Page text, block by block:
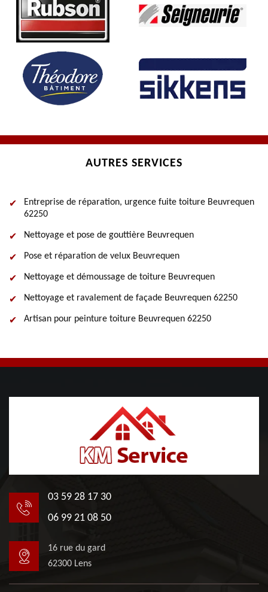
AUTRES SERVICES
Entreprise de réparation, urgence fuite toiture Beuvrequen
62250
Nettoyage et pose de gouttière Beuvrequen
Pose et réparation de velux Beuvrequen
Nettoyage et démoussage de toiture Beuvrequen
Nettoyage et ravalement de façade Beuvrequen 62250
Artisan pour peinture toiture Beuvrequen 62250
03 59 28 17 30
06 99 21 08 50
16 rue du gard
62300 Lens